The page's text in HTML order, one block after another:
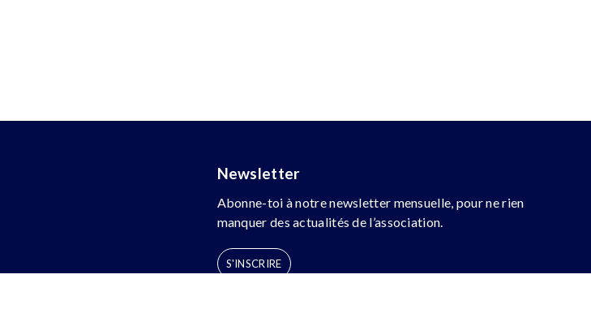
Newsletter
Abonne-toi à notre newsletter mensuelle, pour ne rien
manquer des actualités de l’association.
S'INSCRIRE